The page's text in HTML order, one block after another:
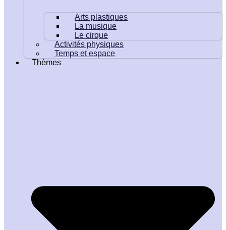
Arts plastiques
La musique
Le cirque
Activités physiques
Temps et espace
Thèmes